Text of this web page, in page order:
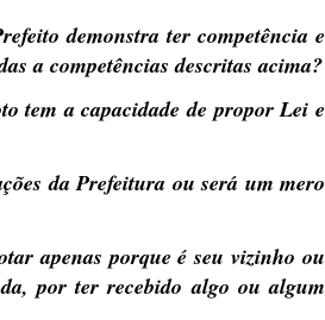
demonstra ter competência e
a competências descritas acima?
tem a capacidade de propor Lei e
da Prefeitura ou será um mero
apenas porque é seu vizinho ou
por ter recebido algo ou algum